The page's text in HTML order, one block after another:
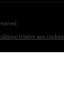
relative aux cookies